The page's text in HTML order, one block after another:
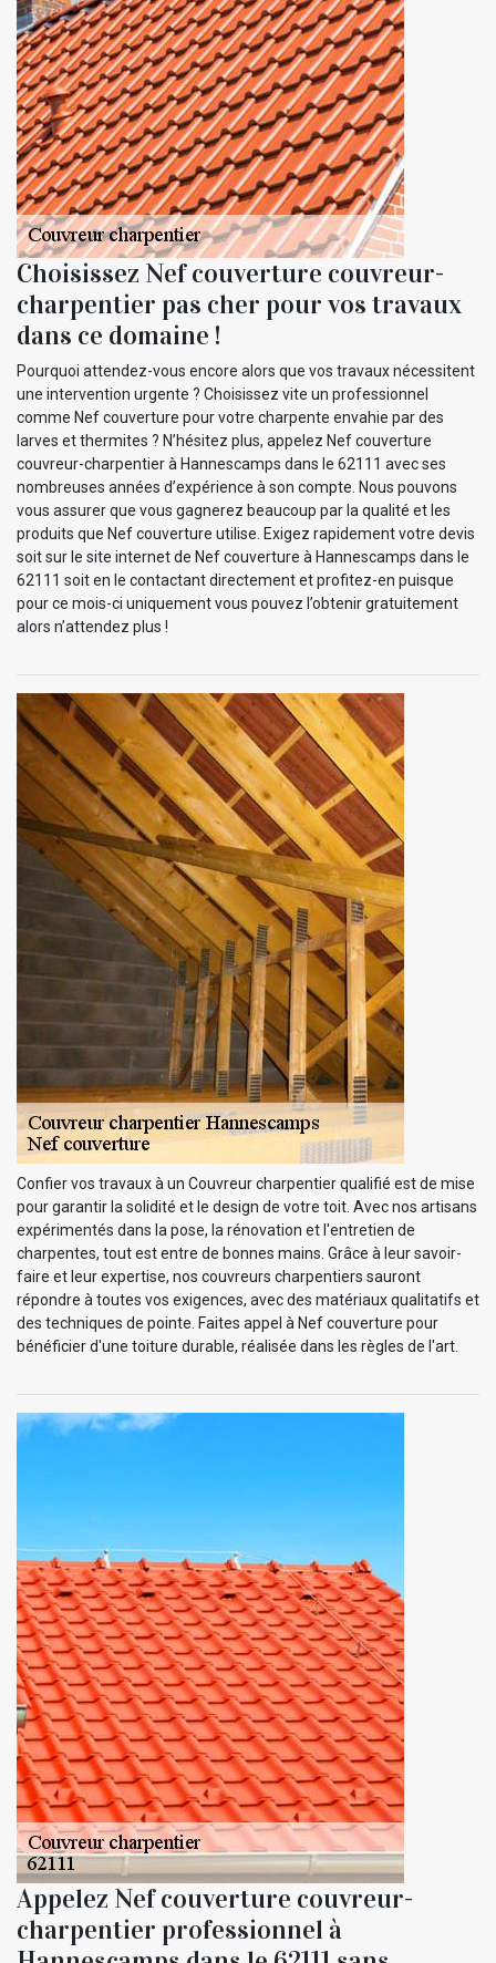
Choisissez Nef couverture couvreur-
charpentier pas cher pour vos travaux
dans ce domaine !
Pourquoi attendez-vous encore alors que vos travaux nécessitent
une intervention urgente ? Choisissez vite un professionnel
comme Nef couverture pour votre charpente envahie par des
larves et thermites ? N’hésitez plus, appelez Nef couverture
couvreur-charpentier à Hannescamps dans le 62111 avec ses
nombreuses années d’expérience à son compte. Nous pouvons
vous assurer que vous gagnerez beaucoup par la qualité et les
produits que Nef couverture utilise. Exigez rapidement votre devis
soit sur le site internet de Nef couverture à Hannescamps dans le
62111 soit en le contactant directement et profitez-en puisque
pour ce mois-ci uniquement vous pouvez l’obtenir gratuitement
alors n’attendez plus !
Confier vos travaux à un Couvreur charpentier qualifié est de mise
pour garantir la solidité et le design de votre toit. Avec nos artisans
expérimentés dans la pose, la rénovation et l'entretien de
charpentes, tout est entre de bonnes mains. Grâce à leur savoir-
faire et leur expertise, nos couvreurs charpentiers sauront
répondre à toutes vos exigences, avec des matériaux qualitatifs et
des techniques de pointe. Faites appel à Nef couverture pour
bénéficier d'une toiture durable, réalisée dans les règles de l'art.
Appelez Nef couverture couvreur-
charpentier professionnel à